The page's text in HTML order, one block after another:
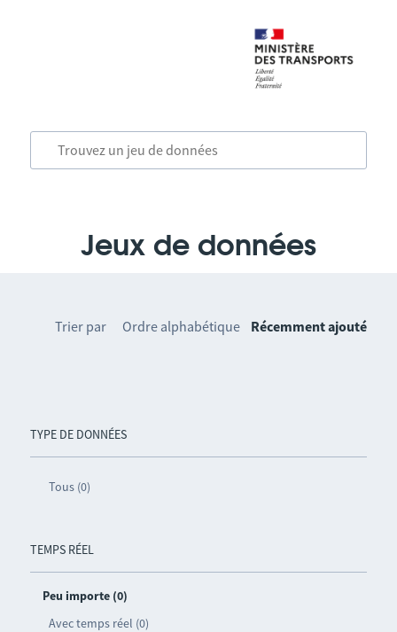
Jeux de données
TYPE DE DONNÉES
Tous (0)
TEMPS RÉEL
Peu importe (0)
Avec temps réel (0)
Trier par Ordre alphabétique Récemment ajouté